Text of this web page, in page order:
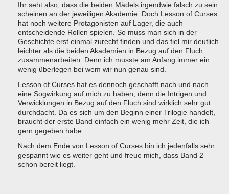
Ihr seht also, dass die beiden Mädels irgendwie falsch zu sein
scheinen an der jeweiligen Akademie. Doch Lesson of Curses
hat noch weitere Protagonisten auf Lager, die auch
entscheidende Rollen spielen. So muss man sich in der
Geschichte erst einmal zurecht finden und das fiel mir deutlich
leichter als die beiden Akademien in Bezug auf den Fluch
zusammenarbeiten. Denn ich musste am Anfang immer ein
wenig überlegen bei wem wir nun genau sind.
Lesson of Curses hat es dennoch geschafft nach und nach
eine Sogwirkung auf mich zu haben, denn die Intrigen und
Verwicklungen in Bezug auf den Fluch sind wirklich sehr gut
durchdacht. Da es sich um den Beginn einer Trilogie handelt,
braucht der erste Band einfach ein wenig mehr Zeit, die ich
gern gegeben habe.
Nach dem Ende von Lesson of Curses bin ich jedenfalls sehr
gespannt wie es weiter geht und freue mich, dass Band 2
schon bereit liegt.